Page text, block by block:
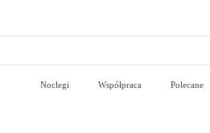
Noclegi Współpraca Polecane